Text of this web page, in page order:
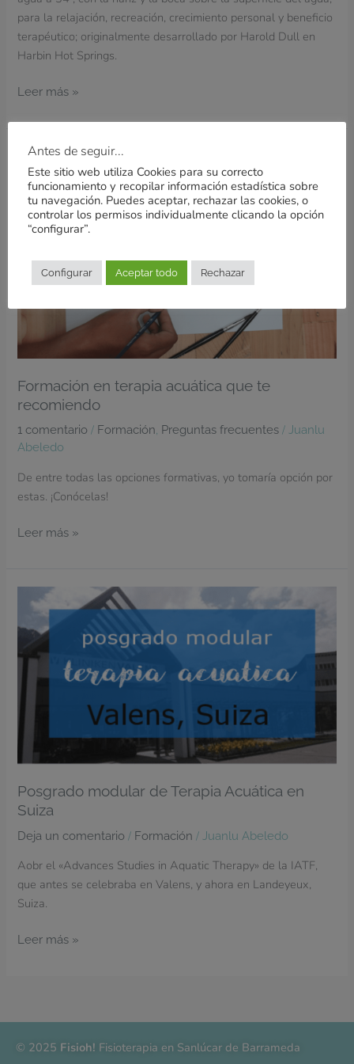
para la relajación, recreación, crecimiento personal y beneficio
terapéutico; originalmente desarrollado por Harold Dull en
Harbin Hot Springs.
Leer más »
Formación en terapia acuática que te
recomiendo
1 comentario / Formación, Preguntas frecuentes / Juanlu
Abeledo
De entre todas las opciones formativas, yo tomaría opción por
estas. ¡Conócelas!
Formación
en
terapia
acuática
que
recomiendo
Leer más »
Posgrado modular de Terapia Acuática en
Suiza
Deja un comentario / Formación / Juanlu Abeledo
Aobr el «Advances Studies in Aquatic Therapy» de la IATF,
que antes se celebraba en Valens, y ahora en Landeyeux,
Suiza.
Posgrado
modular
de
Terapia
Acuática
Leer más »
© 2025 Fisioh! Fisioterapia en Sanlúcar de Barrameda
Antes de seguir...
Este sitio web utiliza Cookies para su correcto
funcionamiento y recopilar información estadística sobre
tu navegación. Puedes aceptar, rechazar las cookies, o
controlar los permisos individualmente clicando la opción
“configurar”.
Configurar Aceptar todo Rechazar